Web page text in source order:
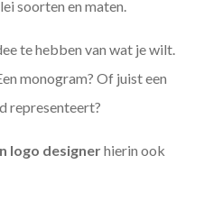
soorten en maten.
te hebben van wat je wilt.
monogram? Of juist een
representeert?
logo designerhierin ook